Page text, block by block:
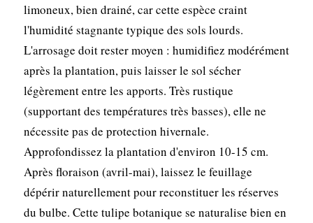
limoneux, bien drainé, car cette espèce craint
l'humidité stagnante typique des sols lourds.
L'arrosage doit rester moyen : humidifiez modérément
après la plantation, puis laisser le sol sécher
légèrement entre les apports. Très rustique
(supportant des températures très basses), elle ne
nécessite pas de protection hivernale.
Approfondissez la plantation d'environ 10-15 cm.
Après floraison (avril-mai), laissez le feuillage
dépérir naturellement pour reconstituer les réserves
du bulbe. Cette tulipe botanique se naturalise bien en